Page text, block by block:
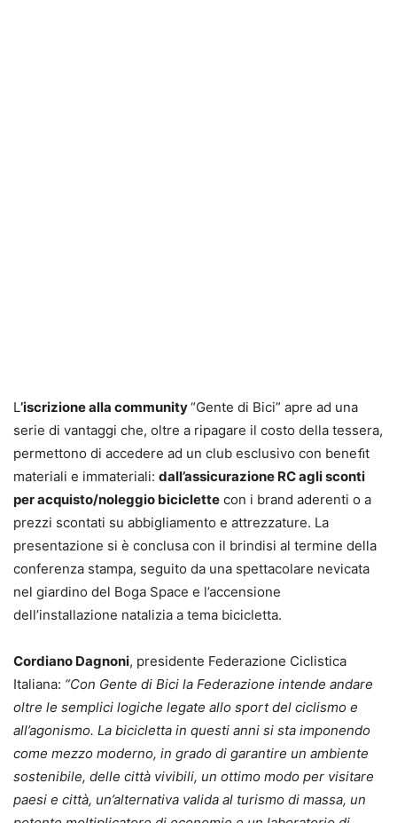
L’iscrizione alla community“Gente di Bici” apre ad una
serie di vantaggi che, oltre a ripagare il costo della tessera,
permettono di accedere ad un club esclusivo con beneﬁt
materiali e immateriali: dall’assicurazione RC agli sconti
per acquisto/noleggio biciclette con i brand aderenti o a
prezzi scontati su abbigliamento e attrezzature. La
presentazione si è conclusa con il brindisi al termine della
conferenza stampa, seguito da una spettacolare nevicata
nel giardino del Boga Space e l’accensione
dell’installazione natalizia a tema bicicletta.
Cordiano Dagnoni, presidente Federazione Ciclistica
Italiana: “Con Gente di Bici la Federazione intende andare
oltre le semplici logiche legate allo sport del ciclismo e
all’agonismo. La bicicletta in questi anni si sta imponendo
come mezzo moderno, in grado di garantire un ambiente
sostenibile, delle città vivibili, un ottimo modo per visitare
paesi e città, un’alternativa valida al turismo di massa, un